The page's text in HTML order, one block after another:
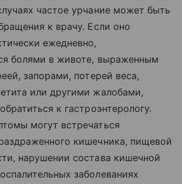
частое урчание может быть
к врачу. Если оно
ежедневно,
болями в животе, выраженным
запорами, потерей веса,
или другими жалобами,
к гастроэнтерологу.
могут встречаться
кишечника, пищевой
нарушении состава кишечной
заболеваниях